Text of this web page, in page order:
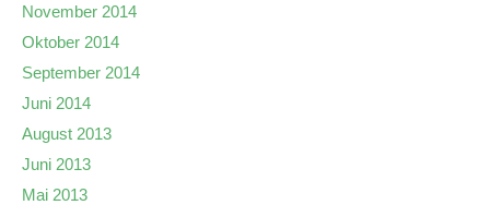
November 2014
Oktober 2014
September 2014
Juni 2014
August 2013
Juni 2013
Mai 2013